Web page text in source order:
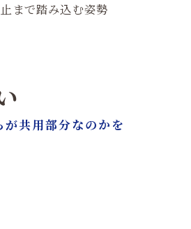
まで踏み込む姿勢
共用部分なのかを